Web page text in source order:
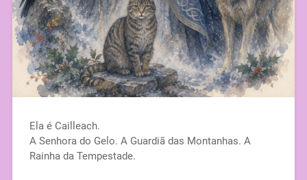
Ela é Cailleach.
A Senhora do Gelo. A Guardiã das Montanhas. A
Rainha da Tempestade.